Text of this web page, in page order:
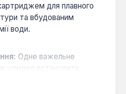
для плавного
та вбудованим
води.
Одне важельне
швидко встановити
та інтенсивність потоку